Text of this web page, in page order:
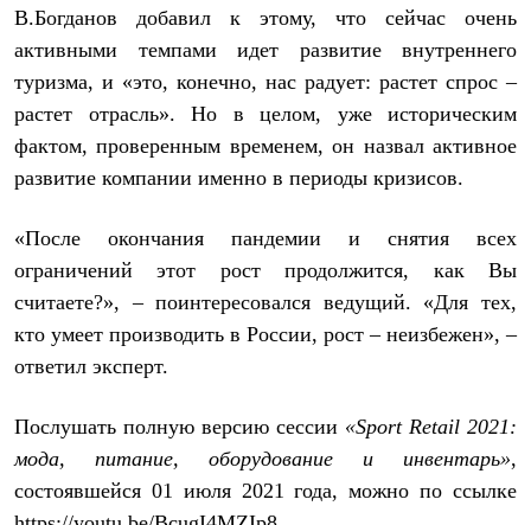
Шарфы
Панамы
Перчатки и рукавицы
Перчатки
Носки
Полезные аксессуары
Ремни
Опушки
Термоковрики
Уход за одеждой
В Арктику
ЗА ПОЛЯРНЫМ КРУГОМ
BASK kids
CITY
BASK juno
ИДЁМ В ПОХОД
В.Богданов добавил к этому, что сейчас очень
активными темпами идет развитие внутреннего
туризма, и «это, конечно, нас радует: растет спрос –
растет отрасль». Но в целом, уже историческим
фактом, проверенным временем, он назвал активное
развитие компании именно в периоды кризисов.
«После окончания пандемии и снятия всех
ограничений этот рост продолжится, как Вы
считаете?», – поинтересовался ведущий. «Для тех,
кто умеет производить в России, рост – неизбежен», –
ответил эксперт.
Послушать полную версию сессии «Sport Retail 2021:
мода, питание, оборудование и инвентарь»,
состоявшейся 01 июля 2021 года, можно по ссылке